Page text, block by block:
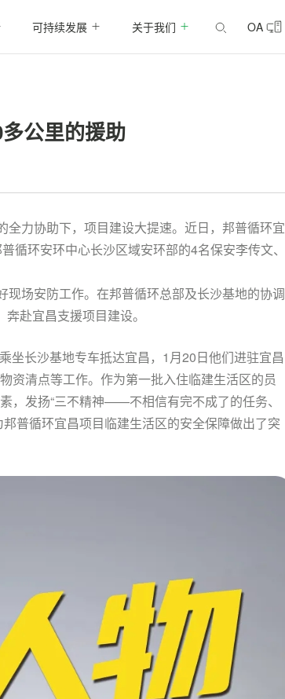
可持续发展 关于我们 OA
公里的援助
力协助下，项目建设大提速。近日，邦普循环宜
环安环中心长沙区域安环部的4名保安李传文、
现场安防工作。在邦普循环总部及长沙基地的协调
赴宜昌支援项目建设。
坐长沙基地专车抵达宜昌，1月20日他们进驻宜昌
资清点等工作。作为第一批入住临建生活区的员
，发扬“三不精神——不相信有完不成了的任务、
普循环宜昌项目临建生活区的安全保障做出了突